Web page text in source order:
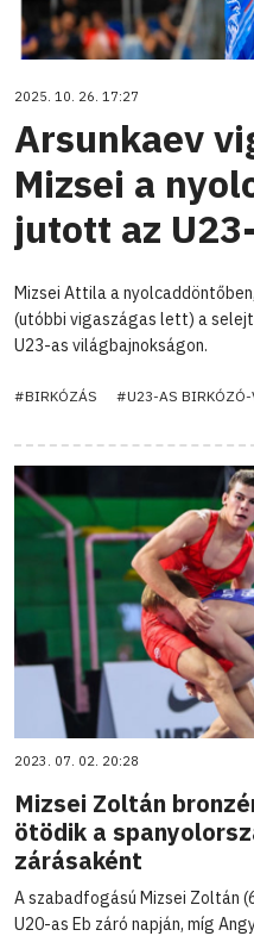
2025. 10. 26. 17:27
Arsunkaev
Mizsei a
jutott az
Mizsei Attila a
(utóbbi vigaszágas lett) a
U23-as világbajnokságon.
#BIRKÓZÁS #U23-AS BIRKÓZÓ-
2023. 07. 02. 20:28
Mizsei Zoltán
ötödik a
zárásaként
A szabadfogású Mizsei Zoltán
U20-as Eb záró napján, míg